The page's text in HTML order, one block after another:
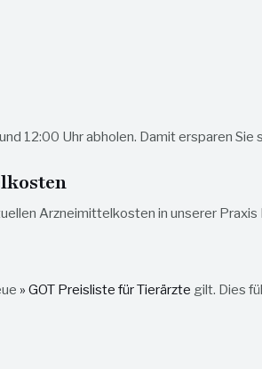
12:00 Uhr abholen. Damit ersparen Sie
Arzneimittelkosten in unserer Praxis
» GOT Preisliste für Tierärzte gilt. Dies